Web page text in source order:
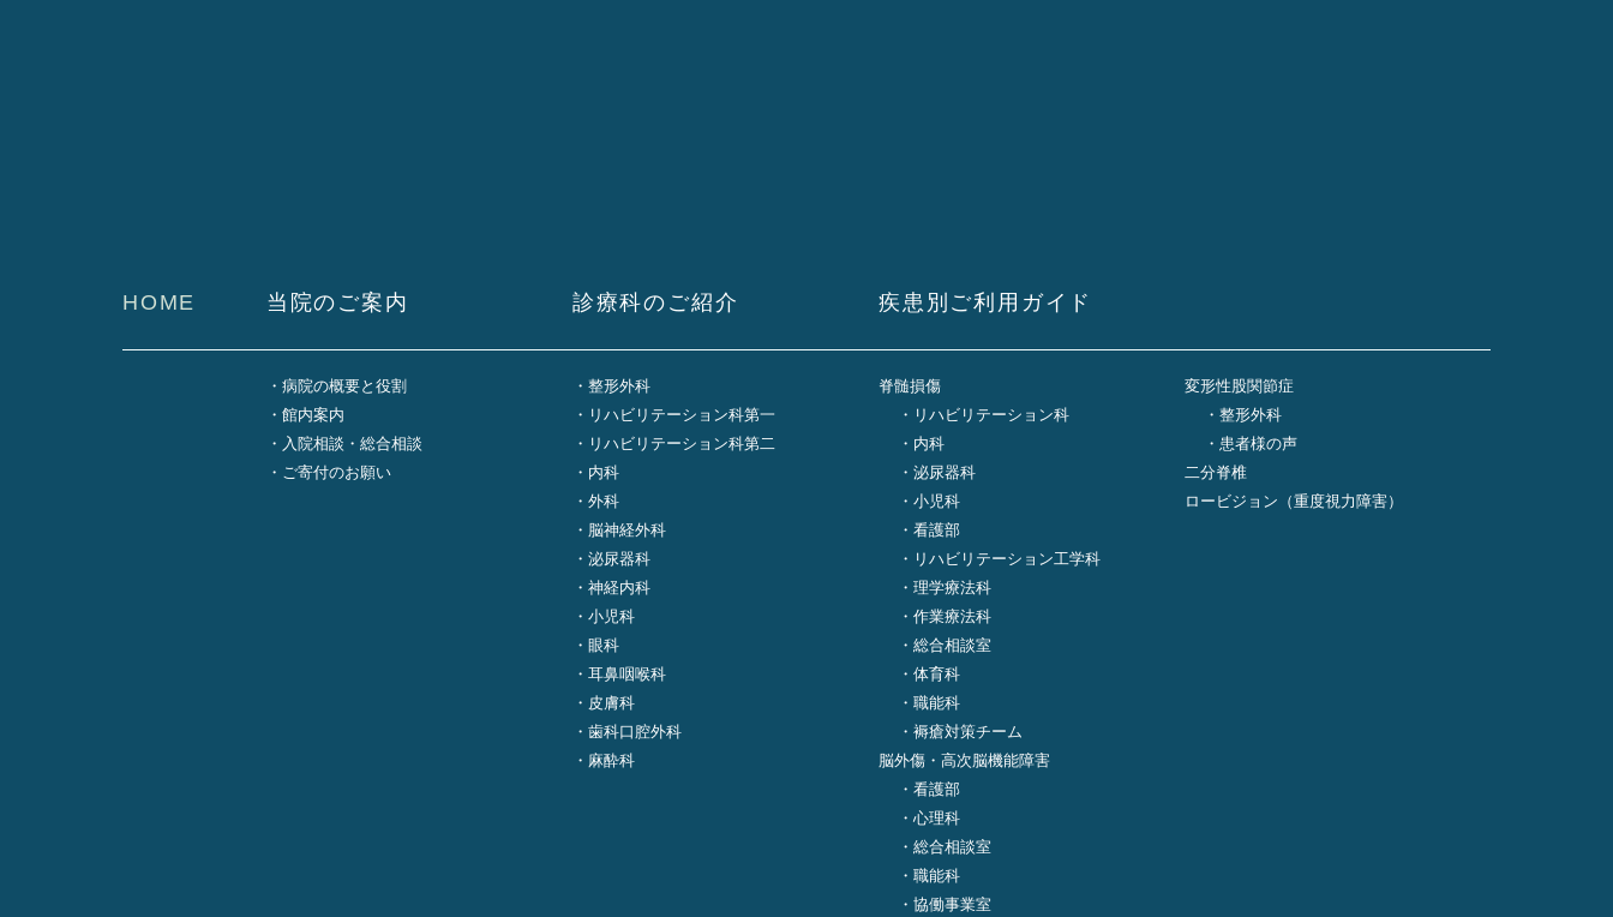
HOME 当院のご案内
病院の概要と役割
館内案内
入院相談・総合相談
ご寄付のお願い
診療科のご紹介
整形外科
リハビリテーション科第一
リハビリテーション科第二
内科
外科
脳神経外科
泌尿器科
神経内科
小児科
眼科
耳鼻咽喉科
皮膚科
歯科口腔外科
麻酔科
疾患別ご利用ガイド
脊髄損傷
リハビリテーション科
内科
泌尿器科
小児科
看護部
リハビリテーション工学科
理学療法科
作業療法科
総合相談室
体育科
職能科
褥瘡対策チーム
脳外傷・高次脳機能障害
看護部
心理科
総合相談室
職能科
協働事業室
変形性股関節症
整形外科
患者様の声
二分脊椎
ロービジョン（重度視力障害）